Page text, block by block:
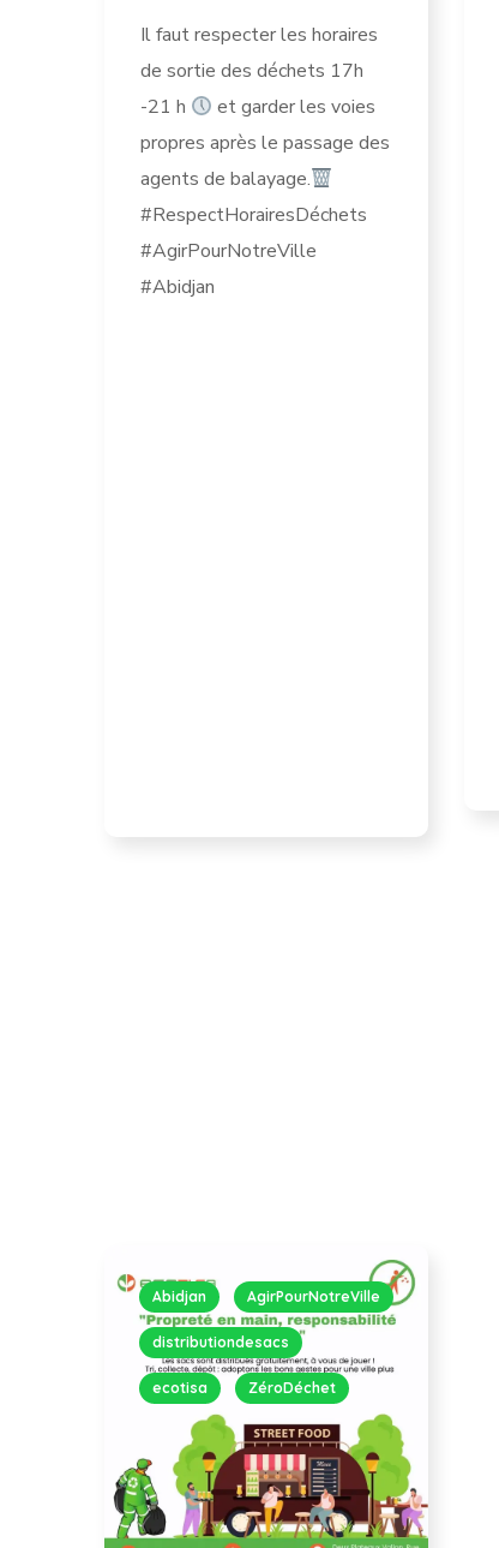
Il faut respecter les horaires
de sortie des déchets 17h
-21 h
et garder les voies
propres après le passage des
agents de balayage.
#RespectHorairesDéchets
#AgirPourNotreVille
#Abidjan
Abidjan AgirPourNotreVille
distributiondesacs
ecotisa ZéroDéchet